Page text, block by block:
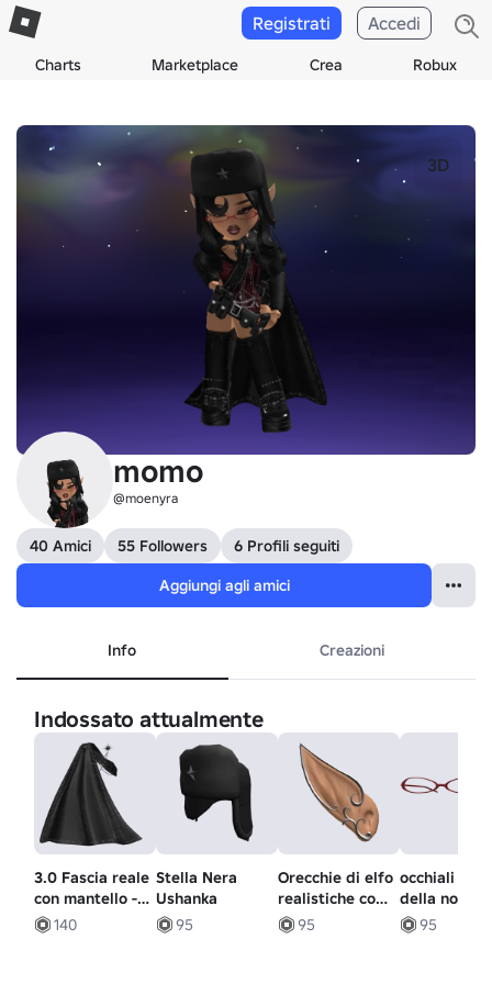
Charts Marketplace Crea Robux
Registrati Accedi
3D
momo
@moenyra
40 Amici 55 Followers
6 Profili seguiti
Aggiungi agli amici
Info Creazioni
Indossato attualmente
3.0 Fascia reale
con mantello -
nero140
Stella Nera
Ushanka
95
Orecchie di elfo
realistiche con
gioielli in
argento
95
occhiali y2k
della nonna
95